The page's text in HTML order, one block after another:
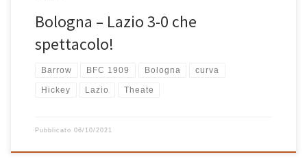
Bologna – Lazio 3-0 che
spettacolo!
Barrow BFC 1909 Bologna curva
Hickey Lazio Theate
Pubblicato 06/10/2021